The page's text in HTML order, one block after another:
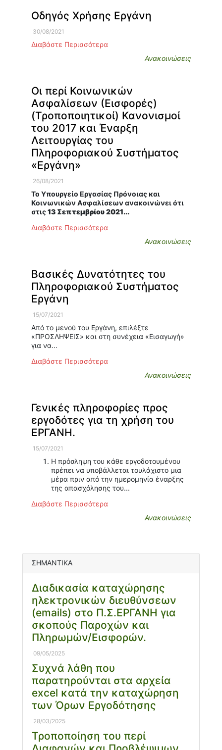
Οδηγός Χρήσης Εργάνη
30/08/2021
Διαβάστε Περισσότερα
Ανακοινώσεις
Οι περί Κοινωνικών
Ασφαλίσεων (Εισφορές)
(Τροποποιητικοί) Κανονισμοί
του 2017 και Έναρξη
Λειτουργίας του
Πληροφοριακού Συστήματος
«Εργάνη»
26/08/2021
Το Υπουργείο Εργασίας Πρόνοιας και
Κοινωνικών Ασφαλίσεων ανακοινώνει ότι
στις13 Σεπτεμβρίου 2021...
Διαβάστε Περισσότερα
Ανακοινώσεις
Βασικές Δυνατότητες του
Πληροφοριακού Συστήματος
Εργάνη
15/07/2021
Από το μενού του Εργάνη, επιλέξτε
«ΠΡΟΣΛΗΨΕΙΣ» και στη συνέχεια «Εισαγωγή»
για να...
Διαβάστε Περισσότερα
Ανακοινώσεις
Γενικές πληροφορίες προς
εργοδότες για τη χρήση του
ΕΡΓΑΝΗ.
15/07/2021
Η πρόσληψη του κάθε εργοδοτουμένου
πρέπει να υποβάλλεται τουλάχιστο μια
μέρα πριν από την ημερομηνία έναρξης
της απασχόλησης του...
Διαβάστε Περισσότερα
Ανακοινώσεις
ΣΗΜΑΝΤΙΚΑ
Διαδικασία καταχώρησης
ηλεκτρονικών διευθύνσεων
(emails) στο Π.Σ.ΕΡΓΑΝΗ για
σκοπούς Παροχών και
Πληρωμών/Εισφορών.
09/05/2025
Συχνά λάθη που
παρατηρούνται στα αρχεία
excel κατά την καταχώρηση
των Όρων Εργοδότησης
28/03/2025
Τροποποίηση του περί